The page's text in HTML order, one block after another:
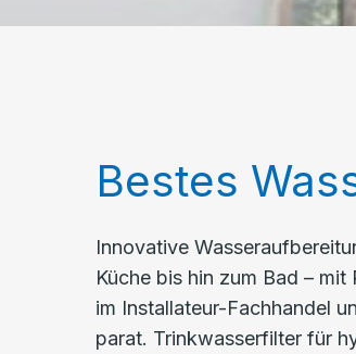
Bestes
Innovative
Küche bis hin zum Bad –
im Installateur-Fachhandel
parat. Trinkwasserfilter für